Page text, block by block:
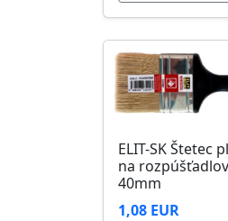
ELIT-SK Štetec
na
40mm
1,08 EUR